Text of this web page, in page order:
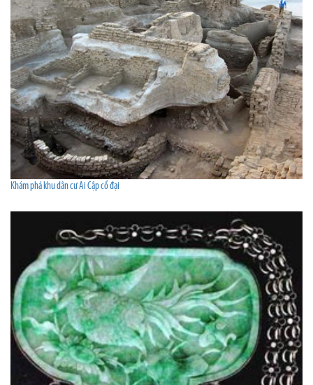
Khám phá khu dân cư Ai Cập cổ đại